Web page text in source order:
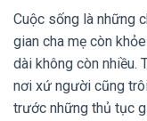
Cuộc sống là những
gian cha mẹ còn
dài không còn nhiều.
nơi xứ người cũng
trước những thủ tục